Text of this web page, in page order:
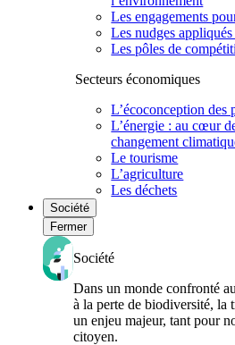
Les engagements
Les nudges
Les pôles de
Secteurs économiques
L’écoconception des
L’énergie : au cœur
changement
Le tourisme
L’agriculture
Les déchets
Société
Fermer
Société
Dans un monde confronté
à la perte de biodiversité, la
un enjeu majeur, tant pour
citoyen.